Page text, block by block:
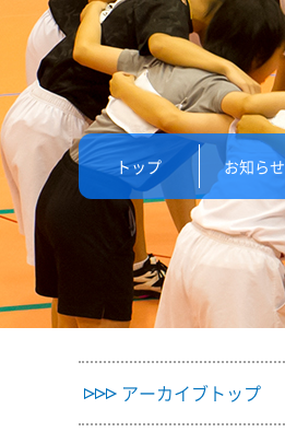
トップ お知らせ
アーカイブトップ